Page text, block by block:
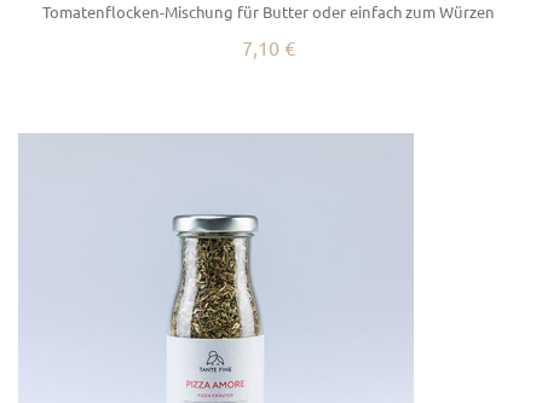
Tomatenflocken-Mischung für Butter oder einfach zum Würzen
7,10 €